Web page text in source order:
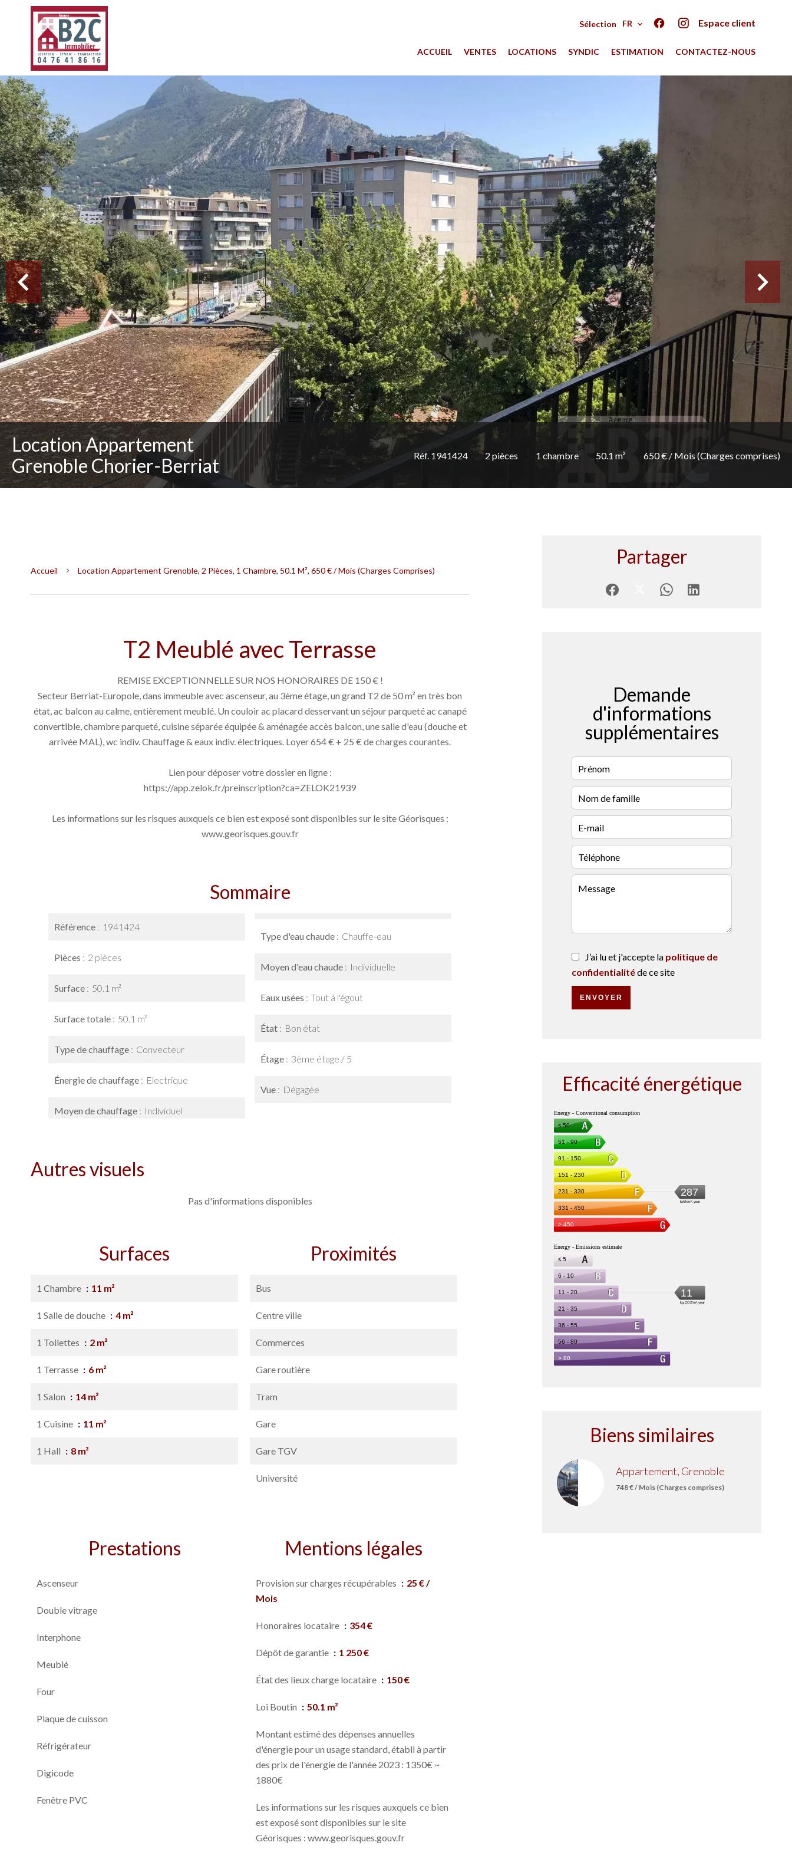
Sélection FR Espace client
ACCUEIL VENTES LOCATIONS SYNDIC ESTIMATION CONTACTEZ-NOUS
Location Appartement
Grenoble Chorier-Berriat
Réf. 1941424 2 pièces 1 chambre 50.1 m² 650 € / Mois (Charges comprises)
Accueil Location Appartement Grenoble, 2 Pièces, 1 Chambre, 50.1 M², 650 € / Mois (Charges Comprises)
T2 Meublé avec Terrasse
REMISE EXCEPTIONNELLE SUR NOS HONORAIRES DE 150 € !
Secteur Berriat-Europole, dans immeuble avec ascenseur, au 3ème étage, un grand T2 de 50 m² en très bon
état, ac balcon au calme, entièrement meublé. Un couloir ac placard desservant un séjour parqueté ac canapé
convertible, chambre parqueté, cuisine séparée équipée & aménagée accès balcon, une salle d'eau (douche et
arrivée MAL), wc indiv. Chauffage & eaux indiv. électriques. Loyer 654 € + 25 € de charges courantes.
Lien pour déposer votre dossier en ligne :
https://app.zelok.fr/preinscription?ca=ZELOK21939
Les informations sur les risques auxquels ce bien est exposé sont disponibles sur le site Géorisques :
www.georisques.gouv.fr
Sommaire
Référence 1941424
Pièces 2 pièces
Surface 50.1 m²
Surface totale 50.1 m²
Type de chauffage Convecteur
Énergie de chauffage Electrique
Moyen de chauffage Individuel
Type d'eau chaude Chauffe-eau
Moyen d'eau chaude Individuelle
Eaux usées Tout à l'égout
État Bon état
Étage 3ème étage / 5
Vue Dégagée
Autres visuels
Pas d'informations disponibles
Surfaces
1 Chambre 11 m²
1 Salle de douche 4 m²
1 Toilettes 2 m²
1 Terrasse 6 m²
1 Salon 14 m²
1 Cuisine 11 m²
1 Hall 8 m²
Proximités
Bus
Centre ville
Commerces
Gare routière
Tram
Gare
Gare TGV
Université
Prestations
Ascenseur
Double vitrage
Interphone
Meublé
Four
Plaque de cuisson
Réfrigérateur
Digicode
Fenêtre PVC
Mentions légales
Provision sur charges récupérables
25 € /
Mois
Honoraires locataire 354 €
Dépôt de garantie 1 250 €
État des lieux charge locataire 150 €
Loi Boutin 50.1 m²
Montant estimé des dépenses annuelles
d'énergie pour un usage standard, établi à partir
des prix de l'énergie de l'année 2023 : 1350€ ~
1880€
Les informations sur les risques auxquels ce bien
est exposé sont disponibles sur le site
Géorisques : www.georisques.gouv.fr
Partager
Demande
d'informations
supplémentaires
J’ai lu et j'accepte la politique de
confidentialitéde ce site
ENVOYER
Efficacité énergétique
Biens similaires
Appartement, Grenoble
748 € / Mois (Charges comprises)